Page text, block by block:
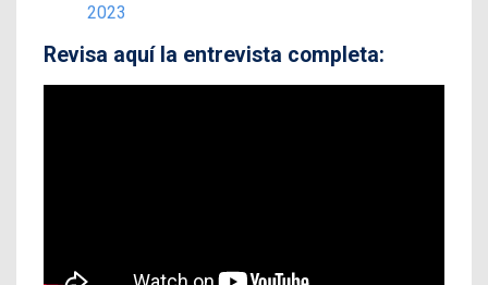
2023
Revisa aquí la entrevista completa: